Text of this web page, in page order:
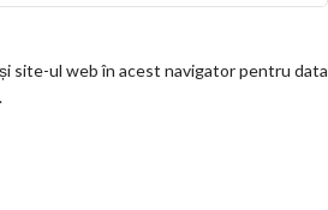
site-ul web în acest navigator pentru data